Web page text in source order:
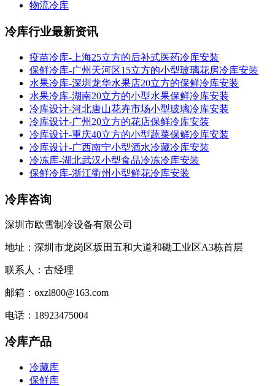
物流冷库
冷库行业最新资讯
疫苗冷库-上海25立方的后补式医药冷库安装
保鲜冷库-广州天河区15立方的小型玻璃花房冷库安装
水果冷库-深圳龙华水果店20立方的保鲜冷库安装
水果冷库-湖南20立方的小型水果保鲜冷库安装
冷库设计-河北唐山花卉市场小型玻璃冷库安装
冷库设计-广州20立方的花店保鲜冷库安装
冷库设计-重庆40立方的小型蔬菜保鲜冷库安装
冷库设计-广西南宁小型酒水冷藏冷库安装
冷冻库-湖北武汉小型食品冷冻冷库安装
保鲜冷库-浙江衢州小型鲜花冷库安装
冷库咨询
深圳市欧雪制冷设备有限公司
地址：深圳市龙岗区坂田五和大道和磡工业区A3栋首层
联系人：古经理
邮箱：oxzl800@163.com
电话：18923475004
冷库产品
冷藏库
保鲜库